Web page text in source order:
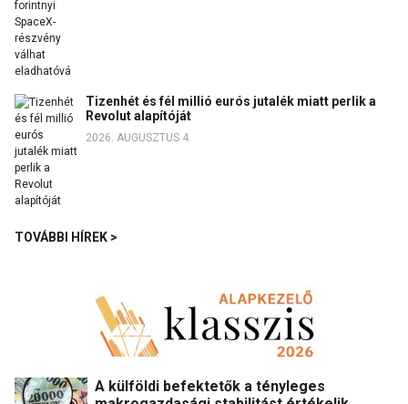
Tizenhét és fél millió eurós jutalék miatt perlik a
Revolut alapítóját
2026. AUGUSZTUS 4.
TOVÁBBI HÍREK >
A külföldi befektetők a tényleges